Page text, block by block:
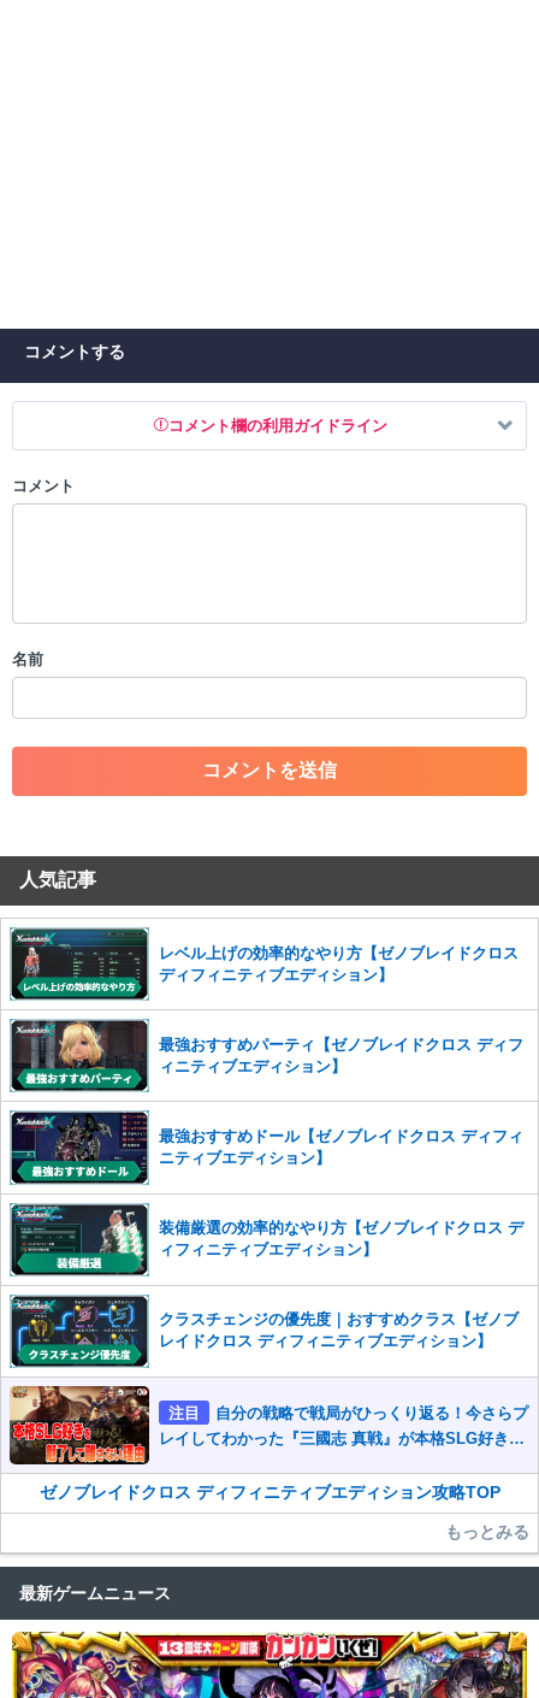
コメントする
コメント欄の利用ガイドライン
以下の書き込みを禁止とし、場合によってはコメント削除や書き込み制
・一度削除された投稿を再び投稿すること
・アカウントの売買など金銭が絡む内容の投稿
・各ゲームのネタバレを含む内容の投稿
・その他、管理者が不適切と判断した投稿
コメントの削除を申請する
せていただきます。ご了承ください。
※一度削除したコメントは復元ができませんのでご注意くだ
さい。
また、過度な利用規約の違反や、弊社に損害の及ぶ内容の書き込みがあ
った場合は、法的措置をとらせていただく場合もございますので、あら
かじめご理解くださいませ。
コメント
名前
人気記事
レベル上げの効率的なやり方【ゼノブレイドクロス
ディフィニティブエディション】
最強おすすめパーティ【ゼノブレイドクロス ディフ
ィニティブエディション】
最強おすすめドール【ゼノブレイドクロス ディフィ
ニティブエディション】
装備厳選の効率的なやり方【ゼノブレイドクロス デ
ィフィニティブエディション】
クラスチェンジの優先度｜おすすめクラス【ゼノブ
レイドクロス ディフィニティブエディション】
注目
自分の戦略で戦局がひっくり返る！今さらプ
レイしてわかった『三國志 真戦』が本格SLG好きを
ゼノブレイドクロス ディフィニティブエディション攻略TOP
もっとみる
最新ゲームニュース